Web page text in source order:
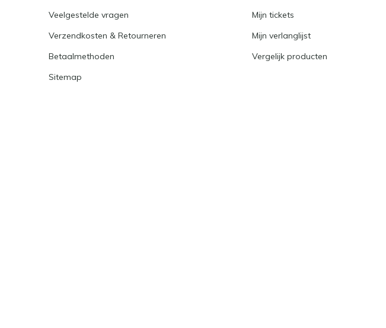
Veelgestelde vragen
Verzendkosten & Retourneren
Betaalmethoden
Sitemap
Mijn tickets
Mijn verlanglijst
Vergelijk producten